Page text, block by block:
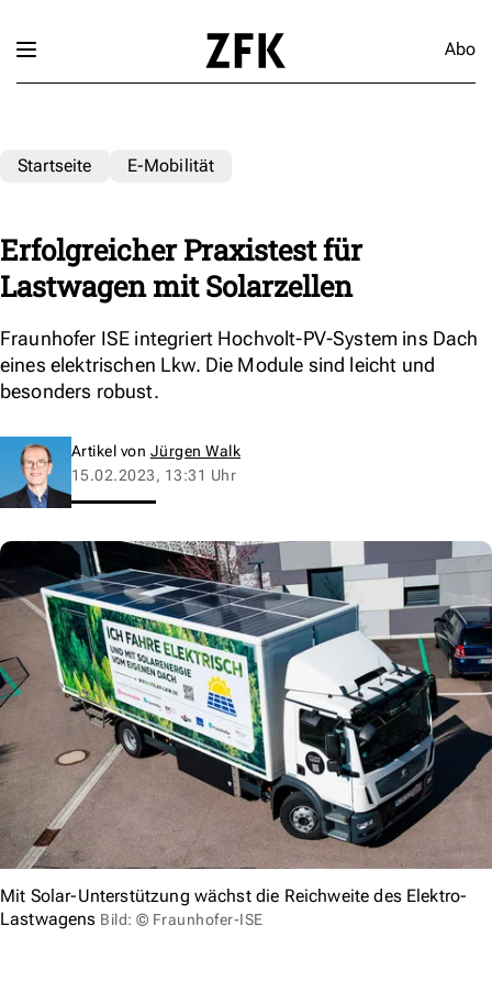
Abo
Startseite E-Mobilität
Erfolgreicher Praxistest für
Lastwagen mit Solarzellen
Fraunhofer ISE integriert Hochvolt-PV-System ins Dach
eines elektrischen Lkw. Die Module sind leicht und
besonders robust.
Artikel von Jürgen Walk
15.02.2023, 13:31 Uhr
Mit Solar-Unterstützung wächst die Reichweite des Elektro-
Lastwagens Bild: © Fraunhofer-ISE